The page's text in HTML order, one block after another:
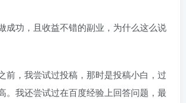
成功，且收益不错的副业，为什么这么说
前，我尝试过投稿，那时是投稿小白，过
。我还尝试过在百度经验上回答问题，最